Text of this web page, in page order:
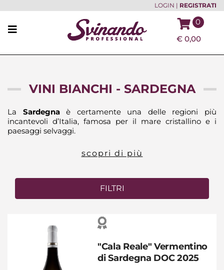
LOGIN | REGISTRATI
0
€ 0,00
VINI BIANCHI - SARDEGNA
La Sardegnaè certamente una delle regioni più
incantevoli d’Italia, famosa per il mare cristallino e i
paesaggi selvaggi.
scopri di più
FILTRI
"Cala Reale" Vermentino
di Sardegna DOC 2025